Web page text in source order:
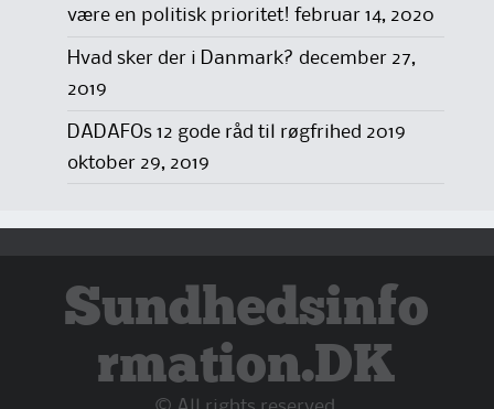
være en politisk prioritet! februar 14, 2020
Hvad sker der i Danmark? december 27,
2019
DADAFOs 12 gode råd til røgfrihed 2019
oktober 29, 2019
Sundhedsinfo
rmation.DK